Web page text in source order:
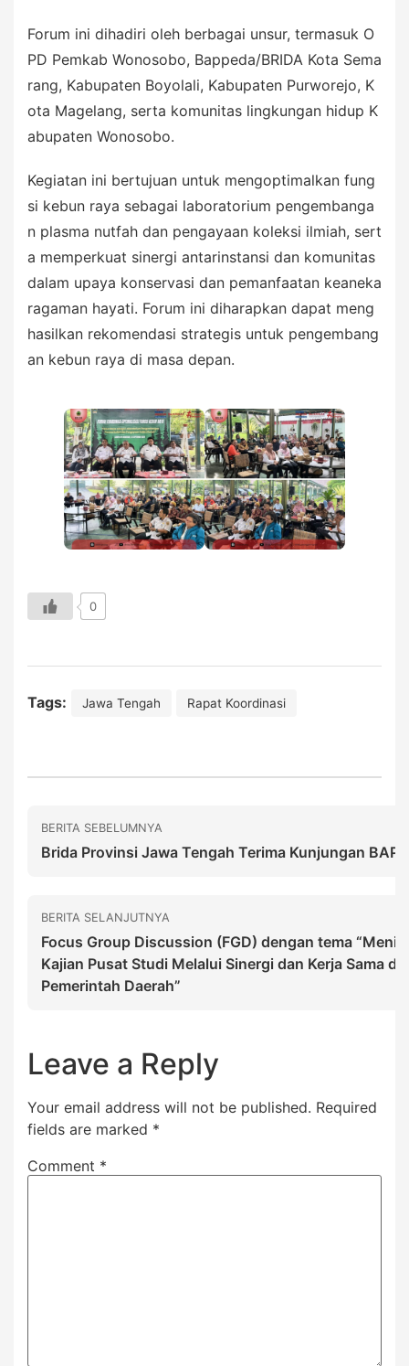
Forum ini dihadiri oleh berbagai unsur, termasuk O
PD Pemkab Wonosobo, Bappeda/BRIDA Kota Sema
rang, Kabupaten Boyolali, Kabupaten Purworejo, K
ota Magelang, serta komunitas lingkungan hidup K
abupaten Wonosobo.
Kegiatan ini bertujuan untuk mengoptimalkan fung
si kebun raya sebagai laboratorium pengembanga
n plasma nutfah dan pengayaan koleksi ilmiah, sert
a memperkuat sinergi antarinstansi dan komunitas
dalam upaya konservasi dan pemanfaatan keaneka
ragaman hayati. Forum ini diharapkan dapat meng
hasilkan rekomendasi strategis untuk pengembang
an kebun raya di masa depan.
0
Tags: Jawa Tengah Rapat Koordinasi
BERITA SEBELUMNYA
Brida Provinsi Jawa Tengah Terima Kunjungan
BERITA SELANJUTNYA
Focus Group Discussion (FGD) dengan tema
Kajian Pusat Studi Melalui Sinergi dan Kerja Sama
Pemerintah Daerah”
Leave a Reply
Your email address will not be published. Required
fields are marked *
Comment *